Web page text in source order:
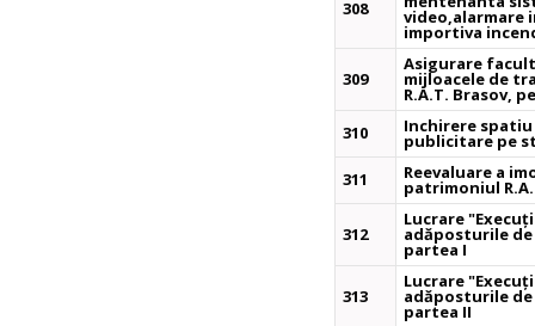
308 video,alarmare
importiva
309
Asigurare
mijloacele de
R.A.T. Brasov,
310
Inchirere
publicitare pe
311
Reevaluare a
patrimoniul
312
Lucrare
adăposturile
partea I
313
Lucrare
adăposturile
partea II